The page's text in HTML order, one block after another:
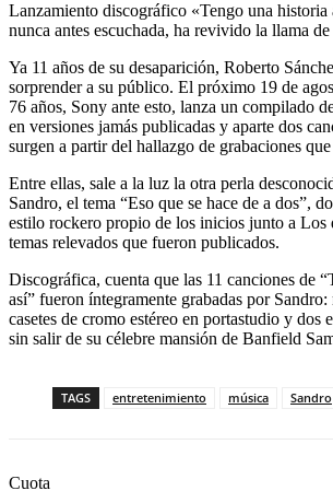
Lanzamiento discográfico «Tengo una historia
nunca antes escuchada, ha revivido la llama
Ya 11 años de su desaparición, Roberto
sorprender a su público. El próximo 19 de
76 años, Sony ante esto, lanza un compilado
en versiones jamás publicadas y aparte dos
surgen a partir del hallazgo de grabaciones
Entre ellas, sale a la luz la otra perla
Sandro, el tema “Eso que se hace de a dos”,
estilo rockero propio de los inicios junto a Los
temas relevados que fueron publicados.
Discográfica, cuenta que las 11 canciones de
así” fueron íntegramente grabadas por Sandro:
casetes de cromo estéreo en portastudio y dos
sin salir de su célebre mansión de Banfield
TAGS entretenimiento música Sandro
Cuota